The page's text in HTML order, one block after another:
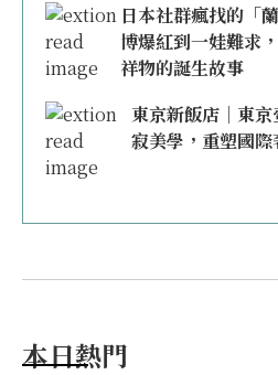
日本社群瘋找的「
博爆紅到一娃難求
祥物的誕生故事
東京新飯店｜東
寂美學，重塑國
本日熱門